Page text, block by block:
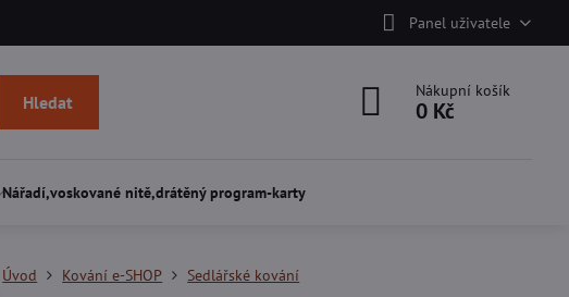
Panel uživatele
Hledat
Nákupní košík
0 Kč
Nářadí,voskované nitě,drátěný program-karty
Úvod Kování e-SHOP Sedlářské kování